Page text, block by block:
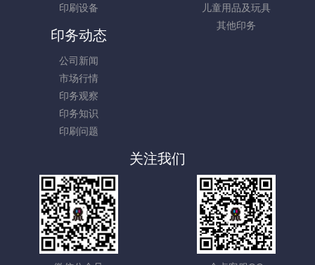
儿童用品及玩具
其他印务
印刷设备
印务动态
公司新闻
市场行情
印务观察
印务知识
印刷问题
关注我们